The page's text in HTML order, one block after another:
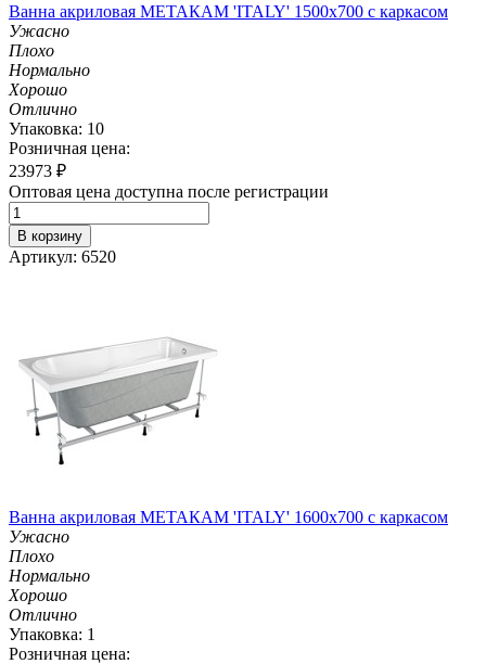
Ванна акриловая МЕТАКАМ 'ITALY' 1500х700 с каркасом
Ужасно
Плохо
Нормально
Хорошо
Отлично
Упаковка: 10
Розничная цена:
23973 ₽
Оптовая цена доступна после регистрации
В корзину
Артикул: 6520
Ванна акриловая МЕТАКАМ 'ITALY' 1600х700 с каркасом
Ужасно
Плохо
Нормально
Хорошо
Отлично
Упаковка: 1
Розничная цена: